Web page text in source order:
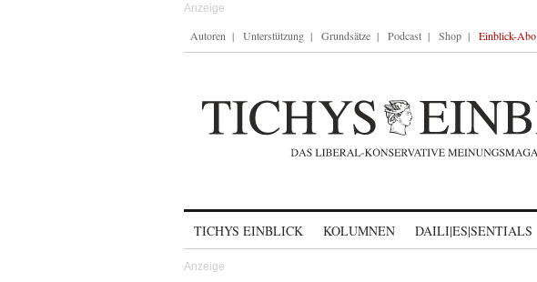
Autoren Unterstützung Grundsätze Podcast Shop Einblick-Abo
TICHYS EINBLICK KOLUMNEN DAILI|ES|SENTIALS